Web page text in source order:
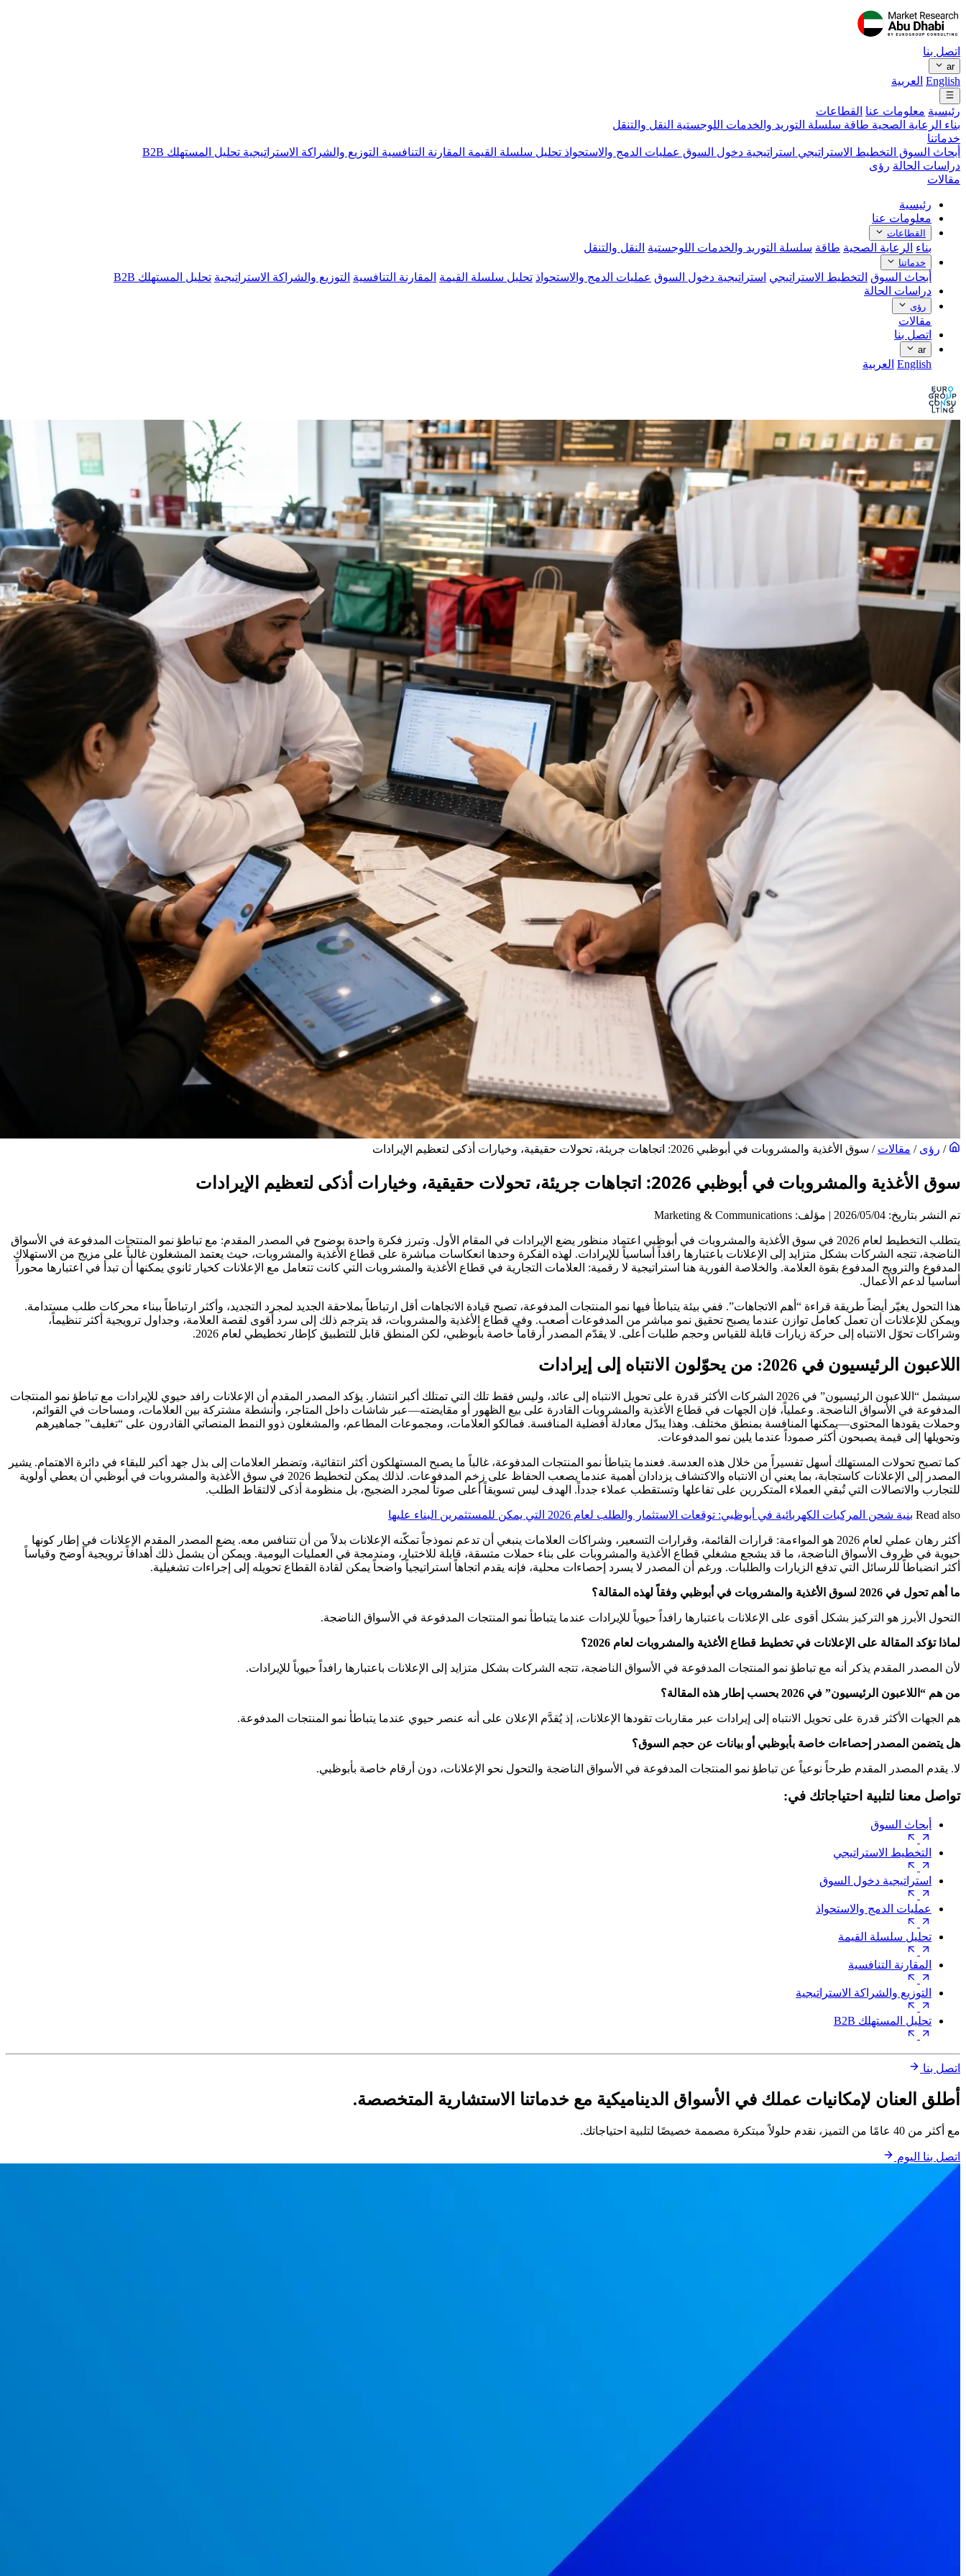
اتصل بنا
ar
English العربية
رئيسية معلومات عنا القطاعات
بناء الرعاية الصحية طاقة سلسلة التوريد والخدمات اللوجستية النقل والتنقل
خدماتنا
أبحاث السوق التخطيط الاستراتيجي استراتيجية دخول السوق عمليات الدمج والاستحواذ تحليل سلسلة القيمة المقارنة التنافسية التوزيع والشراكة الاستراتيجية تحليل المستهلك B2B
دراسات الحالة رؤى
مقالات
رئيسية
معلومات عنا
القطاعات
بناء الرعاية الصحية طاقة سلسلة التوريد والخدمات اللوجستية النقل والتنقل
خدماتنا
أبحاث السوق التخطيط الاستراتيجي استراتيجية دخول السوق عمليات الدمج والاستحواذ تحليل سلسلة القيمة المقارنة التنافسية التوزيع والشراكة الاستراتيجية تحليل المستهلك B2B
دراسات الحالة
رؤى
مقالات
اتصل بنا
ar
English العربية
/ رؤى / مقالات / سوق الأغذية والمشروبات في أبوظبي 2026: اتجاهات جريئة، تحولات حقيقية، وخيارات أذكى لتعظيم الإيرادات
سوق الأغذية والمشروبات في أبوظبي 2026: اتجاهات جريئة، تحولات حقيقية، وخيارات أذكى لتعظيم الإيرادات
تم النشر بتاريخ: 04‏/05‏/2026 | مؤلف: Marketing & Communications
يتطلب التخطيط لعام 2026 في سوق الأغذية والمشروبات في أبوظبي اعتماد منظور يضع الإيرادات في المقام الأول. وتبرز فكرة واحدة بوضوح في المصدر المقدم: مع تباطؤ نمو المنتجات المدفوعة في الأسواق
الناضجة، تتجه الشركات بشكل متزايد إلى الإعلانات باعتبارها رافداً أساسياً للإيرادات. لهذه الفكرة وحدها انعكاسات مباشرة على قطاع الأغذية والمشروبات، حيث يعتمد المشغلون غالباً على مزيج من الاستهلاك
المدفوع والترويج المدفوع بقوة العلامة. والخلاصة الفورية هنا استراتيجية لا رقمية: العلامات التجارية في قطاع الأغذية والمشروبات التي كانت تتعامل مع الإعلانات كخيار ثانوي يمكنها أن تبدأ في اعتبارها محوراً
أساسياً لدعم الأعمال.
هذا التحول يغيّر أيضاً طريقة قراءة “أهم الاتجاهات”. ففي بيئة يتباطأ فيها نمو المنتجات المدفوعة، تصبح قيادة الاتجاهات أقل ارتباطاً بملاحقة الجديد لمجرد التجديد، وأكثر ارتباطاً ببناء محركات طلب مستدامة.
ويمكن للإعلانات أن تعمل كعامل توازن عندما يصبح تحقيق نمو مباشر من المدفوعات أصعب. وفي قطاع الأغذية والمشروبات، قد يترجم ذلك إلى سرد أقوى لقصة العلامة، وجداول ترويجية أكثر تنظيماً،
وشراكات تحوّل الانتباه إلى حركة زيارات قابلة للقياس وحجم طلبات أعلى. لا يقدّم المصدر أرقاماً خاصة بأبوظبي، لكن المنطق قابل للتطبيق كإطار تخطيطي لعام 2026.
اللاعبون الرئيسيون في 2026: من يحوّلون الانتباه إلى إيرادات
سيشمل “اللاعبون الرئيسيون” في 2026 الشركات الأكثر قدرة على تحويل الانتباه إلى عائد، وليس فقط تلك التي تمتلك أكبر انتشار. يؤكد المصدر المقدم أن الإعلانات رافد حيوي للإيرادات مع تباطؤ نمو المنتجات
المدفوعة في الأسواق الناضجة. وعملياً، فإن الجهات في قطاع الأغذية والمشروبات القادرة على بيع الظهور أو مقايضته—عبر شاشات داخل المتاجر، وأنشطة مشتركة بين العلامات، ومساحات في القوائم،
وحملات يقودها المحتوى—يمكنها المنافسة بمنطق مختلف. وهذا يبدّل معادلة أفضلية المنافسة. فمالكو العلامات، ومجموعات المطاعم، والمشغلون ذوو النمط المنصاتي القادرون على “تغليف” جماهيرهم
وتحويلها إلى قيمة يصبحون أكثر صموداً عندما يلين نمو المدفوعات.
كما تصبح تحولات المستهلك أسهل تفسيراً من خلال هذه العدسة. فعندما يتباطأ نمو المنتجات المدفوعة، غالباً ما يصبح المستهلكون أكثر انتقائية، وتضطر العلامات إلى بذل جهد أكبر للبقاء في دائرة الاهتمام. يشير
المصدر إلى الإعلانات كاستجابة، بما يعني أن الانتباه والاكتشاف يزدادان أهمية عندما يصعب الحفاظ على زخم المدفوعات. لذلك يمكن لتخطيط 2026 في سوق الأغذية والمشروبات في أبوظبي أن يعطي أولوية
للتجارب والاتصالات التي تُبقي العملاء المتكررين على تفاعلها وتستقطب عملاء جدداً. الهدف ليس تسويقاً أعلى صوتاً لمجرد الضجيج، بل منظومة أذكى لالتقاط الطلب.
Read also بنية شحن المركبات الكهربائية في أبوظبي: توقعات الاستثمار والطلب لعام 2026 التي يمكن للمستثمرين البناء عليها
أكثر رهان عملي لعام 2026 هو المواءمة: قرارات القائمة، وقرارات التسعير، وشراكات العلامات ينبغي أن تدعم نموذجاً تمكّنه الإعلانات بدلاً من أن تتنافس معه. يضع المصدر المقدم الإعلانات في إطار كونها
حيوية في ظروف الأسواق الناضجة، ما قد يشجع مشغلي قطاع الأغذية والمشروبات على بناء حملات متسقة، قابلة للاختبار، ومندمجة في العمليات اليومية. ويمكن أن يشمل ذلك أهدافاً ترويجية أوضح وقياساً
أكثر انضباطاً للرسائل التي تدفع الزيارات والطلبات. ورغم أن المصدر لا يسرد إحصاءات محلية، فإنه يقدم اتجاهاً استراتيجياً واضحاً يمكن لقادة القطاع تحويله إلى إجراءات تشغيلية.
ما أهم تحول في 2026 لسوق الأغذية والمشروبات في أبوظبي وفقاً لهذه المقالة؟
التحول الأبرز هو التركيز بشكل أقوى على الإعلانات باعتبارها رافداً حيوياً للإيرادات عندما يتباطأ نمو المنتجات المدفوعة في الأسواق الناضجة.
لماذا تؤكد المقالة على الإعلانات في تخطيط قطاع الأغذية والمشروبات لعام 2026؟
لأن المصدر المقدم يذكر أنه مع تباطؤ نمو المنتجات المدفوعة في الأسواق الناضجة، تتجه الشركات بشكل متزايد إلى الإعلانات باعتبارها رافداً حيوياً للإيرادات.
من هم “اللاعبون الرئيسيون” في 2026 بحسب إطار هذه المقالة؟
هم الجهات الأكثر قدرة على تحويل الانتباه إلى إيرادات عبر مقاربات تقودها الإعلانات، إذ يُقدَّم الإعلان على أنه عنصر حيوي عندما يتباطأ نمو المنتجات المدفوعة.
هل يتضمن المصدر إحصاءات خاصة بأبوظبي أو بيانات عن حجم السوق؟
لا. يقدم المصدر المقدم طرحاً نوعياً عن تباطؤ نمو المنتجات المدفوعة في الأسواق الناضجة والتحول نحو الإعلانات، دون أرقام خاصة بأبوظبي.
تواصل معنا لتلبية احتياجاتك في:
أبحاث السوق
التخطيط الاستراتيجي
استراتيجية دخول السوق
عمليات الدمج والاستحواذ
تحليل سلسلة القيمة
المقارنة التنافسية
التوزيع والشراكة الاستراتيجية
تحليل المستهلك B2B
اتصل بنا
أطلق العنان لإمكانيات عملك في الأسواق الديناميكية مع خدماتنا الاستشارية المتخصصة.
مع أكثر من 40 عامًا من التميز، نقدم حلولاً مبتكرة مصممة خصيصًا لتلبية احتياجاتك.
اتصل بنا اليوم